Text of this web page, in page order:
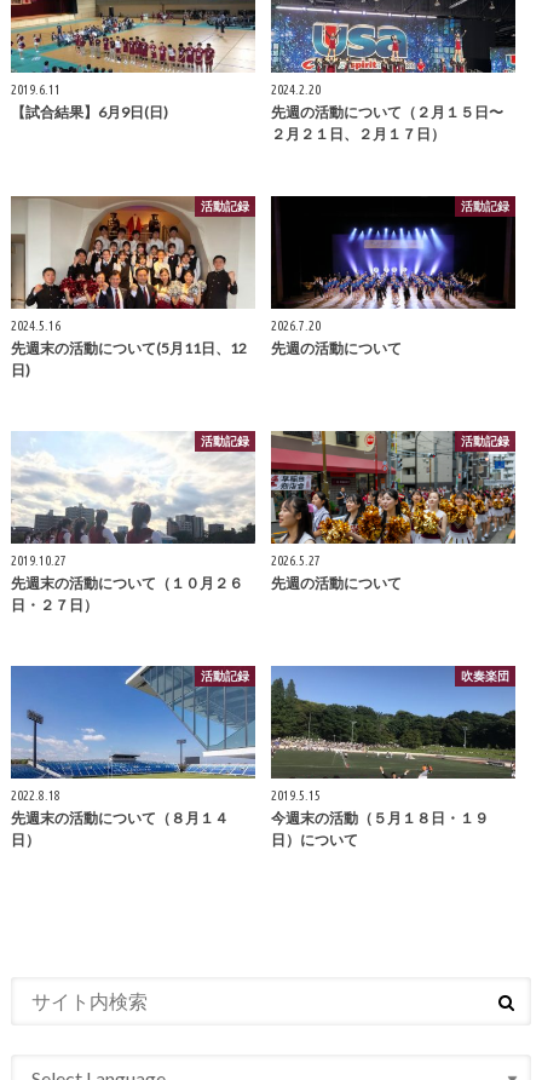
2019.6.11
【試合結果】6月9日(日)
2024.2.20
先週の活動について（２月１５日〜
２月２１日、２月１７日）
活動記録
2024.5.16
先週末の活動について(5月11日、12
日)
活動記録
2026.7.20
先週の活動について
活動記録
2019.10.27
先週末の活動について（１０月２６
日・２７日）
活動記録
2026.5.27
先週の活動について
活動記録
2022.8.18
先週末の活動について（８月１４
日）
吹奏楽団
2019.5.15
今週末の活動（５月１８日・１９
日）について